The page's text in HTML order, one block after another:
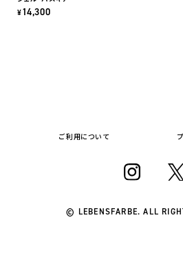
¥14,300
ご利用について
© LEBENSFARBE. ALL